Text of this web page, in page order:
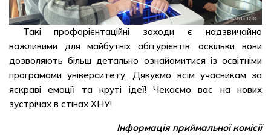
Такі профорієнтаційні заходи є надзвичайно
важливими для майбутніх абітурієнтів, оскільки вони
дозволяють більш детально ознайомитися із освітніми
програмами університету. Дякуємо всім учасникам за
яскраві емоції та круті ідеї! Чекаємо вас на нових
зустрічах в стінах ХНУ!
Інформація приймальної комісії